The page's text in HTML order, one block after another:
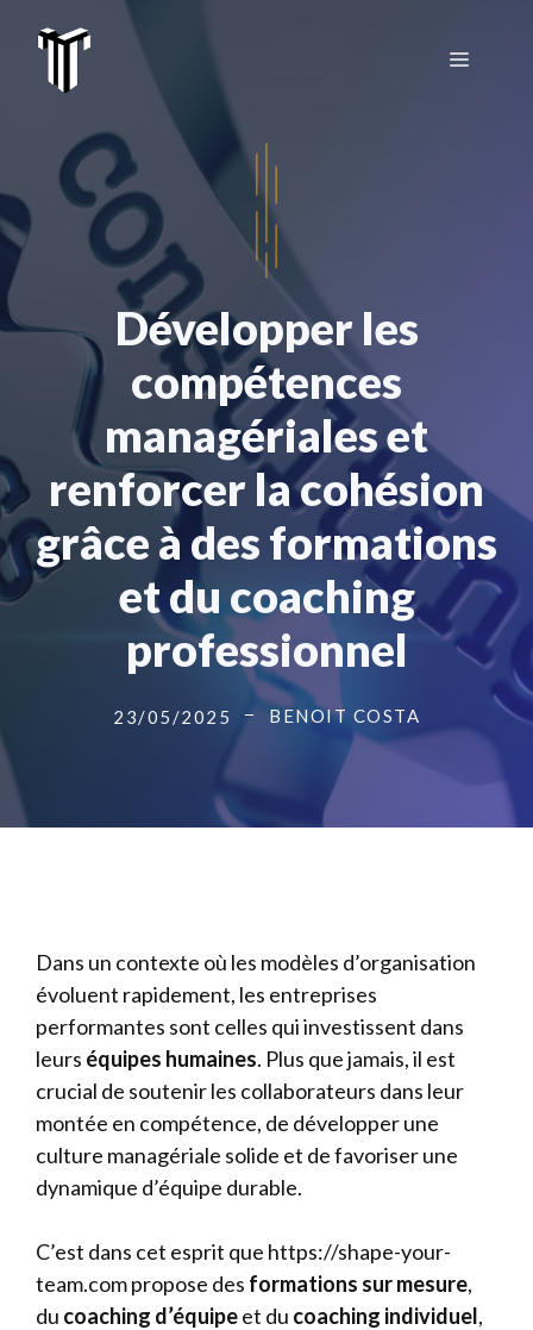
contenu
Menu
Développer les
compétences
managériales et
renforcer la cohésion
grâce à des formations
et du coaching
professionnel
23/05/2025 BENOIT COSTA
Dans un contexte où les modèles d’organisation
évoluent rapidement, les entreprises
performantes sont celles qui investissent dans
leurs équipes humaines. Plus que jamais, il est
crucial de soutenir les collaborateurs dans leur
montée en compétence, de développer une
culture managériale solide et de favoriser une
dynamique d’équipe durable.
C’est dans cet esprit que https://shape-your-
team.com propose des formations sur mesure,
du coaching d’équipeet du coaching individuel,